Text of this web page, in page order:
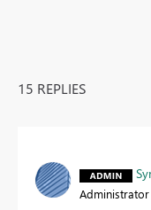
15 REPLIES
Administrator